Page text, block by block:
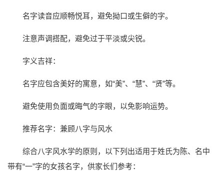
名字读音应顺畅悦耳，避免拗口或生僻的字。
注意声调搭配，避免过于平淡或尖锐。
字义吉祥：
名字应包含美好的寓意，如“美”、“慧”、“贤”等。
避免使用负面或晦气的字眼，以免影响运势。
推荐名字：兼顾八字与风水
综合八字风水学的原则，以下列出适用于姓氏为陈、名中
带有“一”字的女孩名字，供家长们参考：